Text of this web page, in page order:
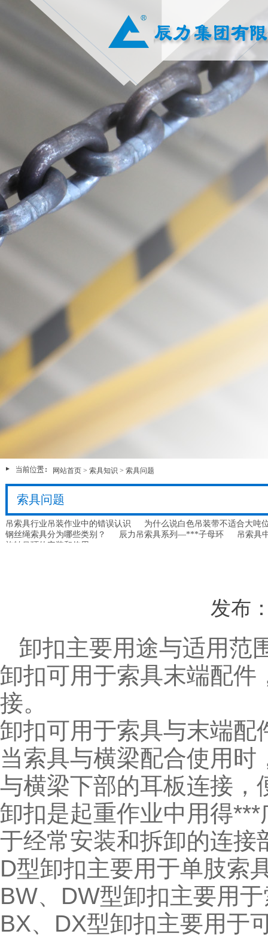
网站首页 > 索具知识 > 索具问题
索具问题
吊索具行业吊装作业中的错误认识
为什么说白色吊装带不适合大吨
钢丝绳索具分为哪些类别？
辰力吊索具系列—***子母环
吊索具
旋转吊环的安装和使用
发布
卸扣主要用途与适用范
卸扣可用于索具末端配件
接。
卸扣可用于索具与末端配
当索具与横梁配合使用
与横梁下部的耳板连接，
卸扣是起重作业中用得
于经常安装和拆卸的连接
D型卸扣主要用于单肢索
BW、DW型卸扣主要用
BX、DX型卸扣主要用于